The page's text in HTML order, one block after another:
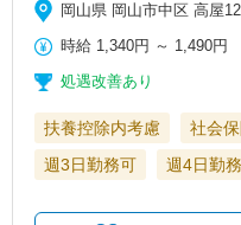
岡山県 岡山市中区 高屋
時給 1,340円 ～ 1,490円
処遇改善あり
扶養控除内考慮 社会
週3日勤務可
週4日勤